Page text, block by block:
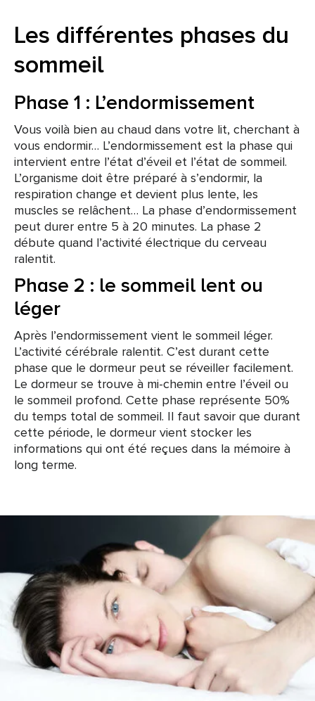
Les différentes phases du
sommeil
Phase 1 : L’endormissement
Vous voilà bien au chaud dans votre lit, cherchant à
vous endormir… L’endormissement est la phase qui
intervient entre l’état d’éveil et l’état de sommeil.
L’organisme doit être préparé à s’endormir, la
respiration change et devient plus lente, les
muscles se relâchent… La phase d’endormissement
peut durer entre 5 à 20 minutes. La phase 2
débute quand l’activité électrique du cerveau
ralentit.
Phase 2 : le sommeil lent ou
léger
Après l’endormissement vient le sommeil léger.
L’activité cérébrale ralentit. C’est durant cette
phase que le dormeur peut se réveiller facilement.
Le dormeur se trouve à mi-chemin entre l’éveil ou
le sommeil profond. Cette phase représente 50%
du temps total de sommeil. Il faut savoir que durant
cette période, le dormeur vient stocker les
informations qui ont été reçues dans la mémoire à
long terme.